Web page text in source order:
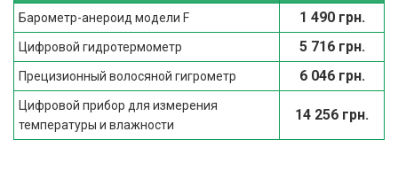
Барометр-анероид модели F 1 490 грн.
Цифровой гидротермометр 5 716 грн.
Прецизионный волосяной гигрометр 6 046 грн.
Цифровой прибор для измерения
температуры и влажности
14 256 грн.